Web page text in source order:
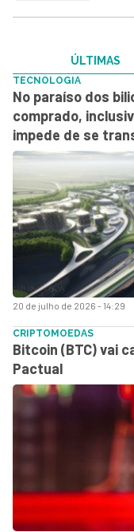
ÚLTIMAS
20 de julho de 2026 - 14:29
TECNOLOGIA
No paraíso dos
comprado,
impede de se
CRIPTOMOEDAS
Bitcoin (BTC) vai
Pactual